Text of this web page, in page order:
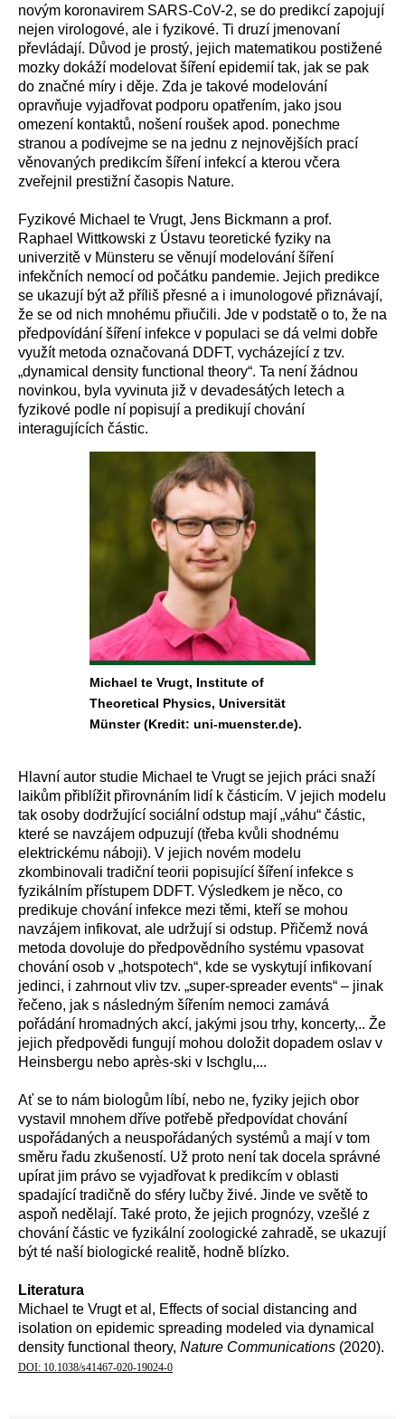
novým koronavirem SARS-CoV-2, se do predikcí zapojují
nejen virologové, ale i fyzikové. Ti druzí jmenovaní
převládají. Důvod je prostý, jejich matematikou postižené
mozky dokáží modelovat šíření epidemií tak, jak se pak
do značné míry i děje. Zda je takové modelování
opravňuje vyjadřovat podporu opatřením, jako jsou
omezení kontaktů, nošení roušek apod. ponechme
stranou a podívejme se na jednu z nejnovějších prací
věnovaných predikcím šíření infekcí a kterou včera
zveřejnil prestižní časopis Nature.
Fyzikové Michael te Vrugt, Jens Bickmann a prof.
Raphael Wittkowski z Ústavu teoretické fyziky na
univerzitě v Münsteru se věnují modelování šíření
infekčních nemocí od počátku pandemie. Jejich predikce
se ukazují být až příliš přesné a i imunologové přiznávají,
že se od nich mnohému přiučili. Jde v podstatě o to, že na
předpovídání šíření infekce v populaci se dá velmi dobře
využít metoda označovaná DDFT, vycházející z tzv.
„dynamical density functional theory“. Ta není žádnou
novinkou, byla vyvinuta již v devadesátých letech a
fyzikové podle ní popisují a predikují chování
interagujících částic.
Michael te Vrugt, Institute of
Theoretical Physics, Universität
Münster (Kredit: uni-muenster.de).
H lavní autor studie Michael te Vrugtse jejich práci snaží
laikům přiblížit přirovnáním lidí k částicím. V jejich modelu
tak osoby dodržující sociální odstup mají „váhu“ částic,
které se navzájem odpuzují (třeba kvůli shodnému
elektrickému náboji). V jejich novém modelu
zkombinovali tradiční teorii popisující šíření infekce s
fyzikálním přístupem DDFT. Výsled kem je něco, co
predikuje chování infekce mezi těmi, kteří se mohou
navzájem infikovat, ale udržují si odstup. Přičemž nová
metoda dovoluje do předpovědního systému vpasovat
chování osob v „hotspotech“, kde se vyskytují infikovaní
jedinci, i zahrnoutvliv tzv. „super-spreader events“ – jinak
řečeno, jak s následným šířením nemoci zamává
pořádání hromadných akcí, jakými jsou trhy, koncerty,.. Že
jejich předpovědi fungují mohou doložit dopadem oslav v
Heinsbergu nebo après-ski v Ischglu,...
Ať se to nám biologům líbí, nebo ne, fyziky jejich obor
vystavil mnohem dříve potřebě předpovídat chování
uspořádaných a neuspořádaných systémů a mají v tom
směru řadu zkušeností. Už proto není tak docela správné
upírat jim právo se vyjadřovat k predikcím v oblasti
spadající tradičně do sféry lučby živé. Jinde ve světě to
aspoň nedělají. Také proto, že jejich prognózy, vzešlé z
chování částic ve fyzikální zoologické zahradě, se ukazují
býtté naší biologické realitě, hodně blízko.
Literatura
Michael te Vrugt et al, Effects of social distancing and
isolation on epidemic spreading modeled via dynamical
density functional theory, Nature Communications (2020).
DOI: 10.1038/s41467-020-19024-0